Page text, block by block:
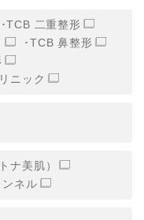
ス
TCB 二重整形
TCB 鼻整形
ニック
ナ美肌）
ネル